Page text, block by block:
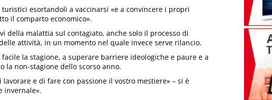
esortandoli a vaccinarsi «e a convincere i propri
il comparto economico».
della malattia sul contagiato, anche solo il processo di
attività, in un momento nel quale invece serve rilancio.
la stagione, a superare barriere ideologiche e paure e a
la non-stagione dello scorso anno.
e di fare con passione il vostro mestiere» – si è
invernale».